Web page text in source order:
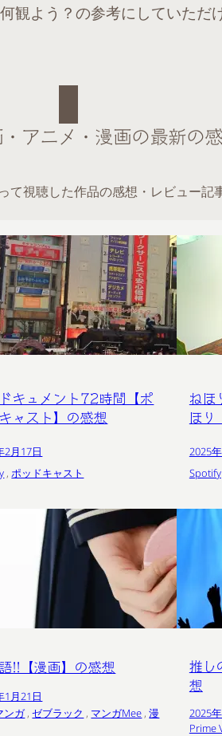
観よう？の参考にしていただ
・アニメ・漫画の最新の
視聴した作品の感想・レビュー記
キュメント72時間【ポ
ャスト】の感想
2月17日
, ポッドキャスト
ねほ
ほり
2025
Spotify
!!【漫画】の感想
1月21日
ンガ , ゼブラック , マンガMee , 漫
推し
想
2025
Prime